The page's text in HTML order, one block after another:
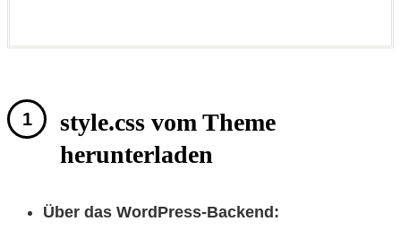
style.css vom Theme
herunterladen
Über das WordPress-Backend: